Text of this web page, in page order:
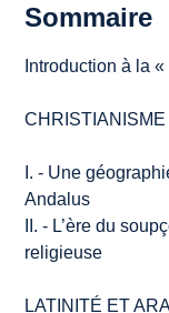
Sommaire
Introduction à la
I. - Une
Andalus
II. - L’ère du
religieuse
LATINITÉ ET